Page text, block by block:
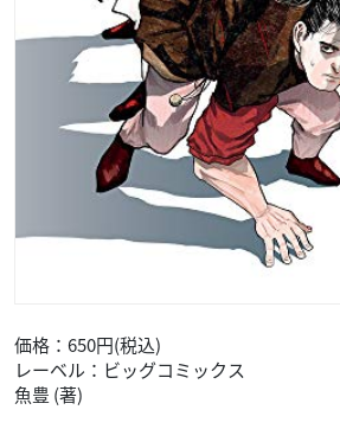
価格：650円(税込)
レーベル：ビッグコミックス
魚豊 (著)